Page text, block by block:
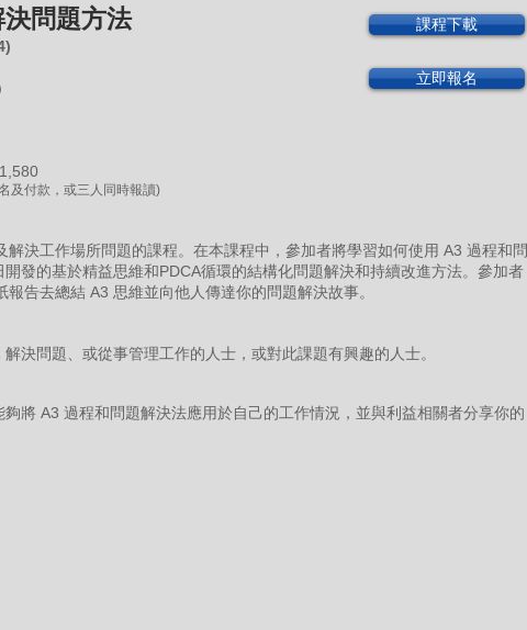
問題方法
)
及付款，或三人同時報讀)
解決工作場所問題的課程。在本課程中，參加者將學習如何使用 A3 過程和問
發的基於精益思維和PDCA循環的結構化問題解決和持續改進方法。參加者
告去總結 A3 思維並向他人傳達你的問題解決故事。
決問題、或從事管理工作的人士，或對此課題有興趣的人士。
將 A3 過程和問題解決法應用於自己的工作情況，並與利益相關者分享你的
課程下載
立即報名